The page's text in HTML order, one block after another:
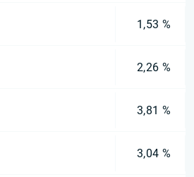
1,53 %
2,26 %
3,81 %
3,04 %